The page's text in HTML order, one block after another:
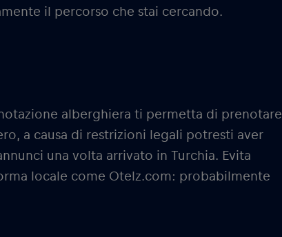
il percorso che stai cercando.
alberghiera ti permetta di prenotare
a causa di restrizioni legali potresti aver
una volta arrivato in Turchia. Evita
locale come Otelz.com: probabilmente